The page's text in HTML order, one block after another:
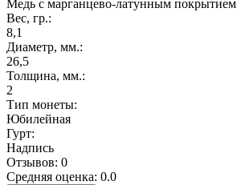
Медь с марганцево-латунным покрытием
Вес, гр.:
8,1
Диаметр, мм.:
26,5
Толщина, мм.:
2
Тип монеты:
Юбилейная
Гурт:
Надпись
Отзывов: 0
Средняя оценка: 0.0